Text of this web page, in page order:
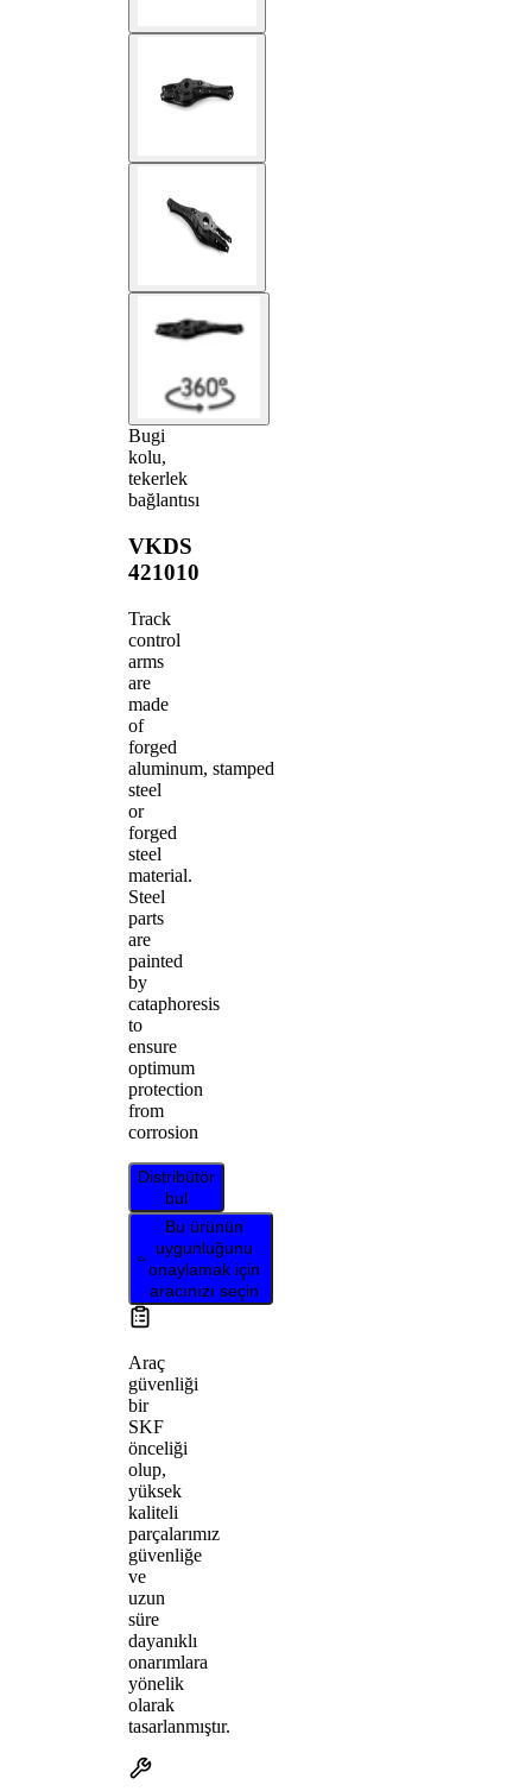
Bugi
kolu,
tekerlek
bağlantısı
VKDS
421010
Track
control
arms
are
made
of
forged
aluminum, stamped
steel
or
forged
steel
material.
Steel
parts
are
painted
by
cataphoresis
to
ensure
optimum
protection
from
corrosion
Distribütör
bul
Bu ürünün
uygunluğunu
onaylamak için
aracınızı seçin
Araç
güvenliği
bir
SKF
önceliği
olup,
yüksek
kaliteli
parçalarımız
güvenliğe
ve
uzun
süre
dayanıklı
onarımlara
yönelik
olarak
tasarlanmıştır.